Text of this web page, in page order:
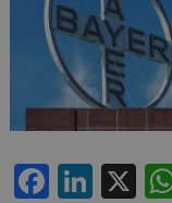
F
Li X